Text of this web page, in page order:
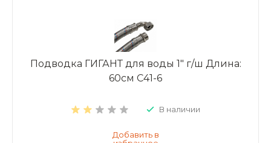
Подводка ГИГАНТ для воды 1" г/ш Длина:
60см C41-6
В наличии